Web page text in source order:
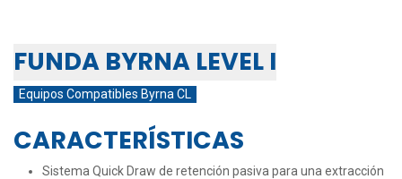
FUNDA BYRNA LEVEL I
Equipos Compatibles Byrna CL
CARACTERÍSTICAS
Sistema Quick Draw de retención pasiva para una extracción